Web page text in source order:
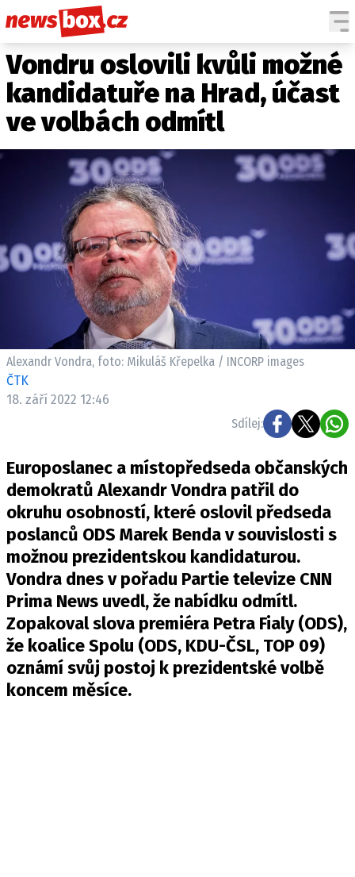
DOMÁCÍ
ZAHRANIČÍ
KRIMI
EKONOMIKA
SPOLEČNOST
SPORT
ČESKÉ CELEBRITY
SVĚTOVÉ CELEBRITY
SLEDUJTE NÁS NA
Máte příběh, fotku nebo video?
Pošlete e-mail na newsbox.cz
KONTAKT
VYDAVATEL
INZERCE
OSOBNÍ ÚDAJE / COOKIES
VOLNÁ MÍSTA
Provozovatelem serveru newsbox.cz je
INCORP MEDIA GROUP s.r.o., IČ: 118 23 054
Vondru oslovili kvůli možné
kandidatuře na Hrad, účast
ve volbách odmítl
Alexandr Vondra, foto: Mikuláš Křepelka / INCORP images
ČTK
18. září 2022 12:46
Sdílej:
Europoslanec a místopředseda občanských
demokratů Alexandr Vondra patřil do
okruhu osobností, které oslovil předseda
poslanců ODS Marek Benda v souvislosti s
možnou prezidentskou kandidaturou.
Vondra dnes v pořadu Partie televize CNN
Prima News uvedl, že nabídku odmítl.
Zopakoval slova premiéra Petra Fialy (ODS),
že koalice Spolu (ODS, KDU-ČSL, TOP 09)
oznámí svůj postoj k prezidentské volbě
koncem měsíce.